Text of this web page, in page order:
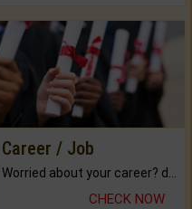
Career / Job
Worried about your career? don't know what is.
CHECK NOW